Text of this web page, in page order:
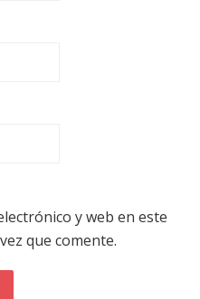
y web en este
que comente.